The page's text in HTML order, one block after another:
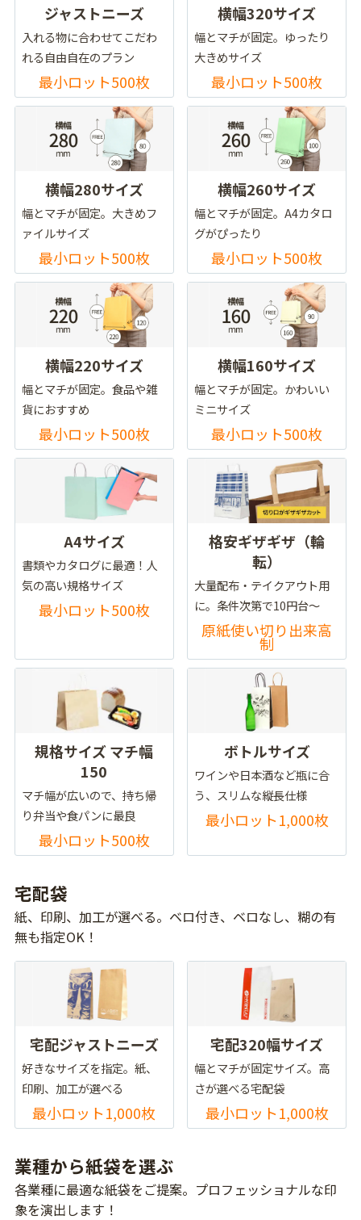
ジャストニーズ
入れる物に合わせてこだわ
れる自由自在のプラン
最小ロット500枚
横幅320サイズ
幅とマチが固定。ゆったり
大きめサイズ
最小ロット500枚
横幅280サイズ
幅とマチが固定。大きめフ
ァイルサイズ
最小ロット500枚
横幅260サイズ
幅とマチが固定。A4カタロ
グがぴったり
最小ロット500枚
横幅220サイズ
幅とマチが固定。食品や雑
貨におすすめ
最小ロット500枚
横幅160サイズ
幅とマチが固定。かわいい
ミニサイズ
最小ロット500枚
A4サイズ
書類やカタログに最適！人
気の高い規格サイズ
最小ロット500枚
格安ギザギザ（輪
転）
大量配布・テイクアウト用
に。条件次第で10円台～
原紙使い切り出来高
制
規格サイズ マチ幅
150
マチ幅が広いので、持ち帰
り弁当や食パンに最良
最小ロット500枚
ボトルサイズ
ワインや日本酒など瓶に合
う、スリムな縦長仕様
最小ロット1,000枚
宅配袋
紙、印刷、加工が選べる。ベロ付き、ベロなし、糊の有
無も指定OK！
宅配ジャストニーズ
好きなサイズを指定。紙、
印刷、加工が選べる
最小ロット1,000枚
宅配320幅サイズ
幅とマチが固定サイズ。高
さが選べる宅配袋
最小ロット1,000枚
業種から紙袋を選ぶ
各業種に最適な紙袋をご提案。プロフェッショナルな印
象を演出します！